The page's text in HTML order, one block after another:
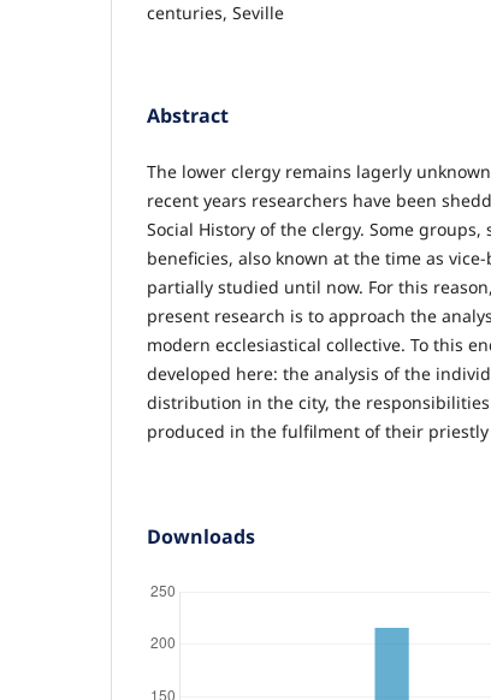
centuries, Seville
Abstract
The lower clergy remains lagerly
recent years researchers have been
Social History of the clergy. Some
beneficies, also known at the time as
partially studied until now. For this
present research is to approach the
modern ecclesiastical collective. To this
developed here: the analysis of the
distribution in the city, the
produced in the fulfilment of their
Downloads